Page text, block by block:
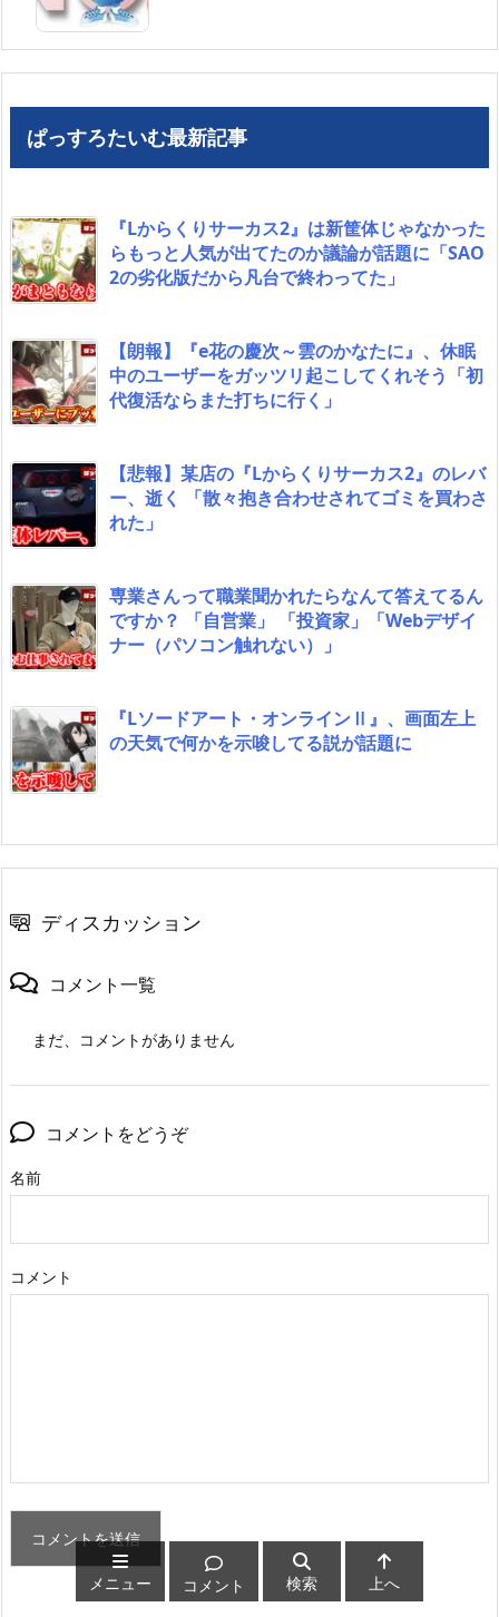
ぱっすろたいむ最新記事
『Lからくりサーカス2』は新筐体じゃなかった
らもっと人気が出てたのか議論が話題に「SAO
2の劣化版だから凡台で終わってた」
【朗報】『e花の慶次～雲のかなたに』、休眠
中のユーザーをガッツリ起こしてくれそう「初
代復活ならまた打ちに行く」
【悲報】某店の『Lからくりサーカス2』のレバ
ー、逝く 「散々抱き合わせされてゴミを買わさ
れた」
専業さんって職業聞かれたらなんて答えてるん
ですか？ 「自営業」 「投資家」「Webデザイ
ナー（パソコン触れない）」
『Lソードアート・オンラインⅡ』、画面左上
の天気で何かを示唆してる説が話題に
ディスカッション
コメント一覧
まだ、コメントがありません
コメントをどうぞ
名前
コメント
メニュー コメント 検索 上へ